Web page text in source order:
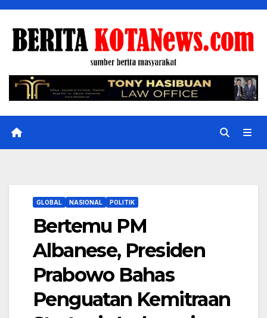
Skip
content
GLOBAL NASIONAL POLITIK
Bertemu PM
Albanese, Presiden
Prabowo Bahas
Penguatan Kemitraan